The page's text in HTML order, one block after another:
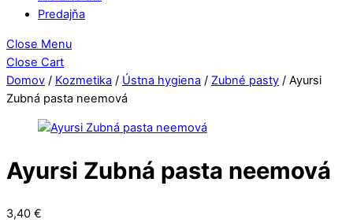
Predajňa
Close Menu
Close Cart
Domov / Kozmetika / Ústna hygiena / Zubné pasty / Ayursi
Zubná pasta neemová
Ayursi Zubná pasta neemová
3,40 €